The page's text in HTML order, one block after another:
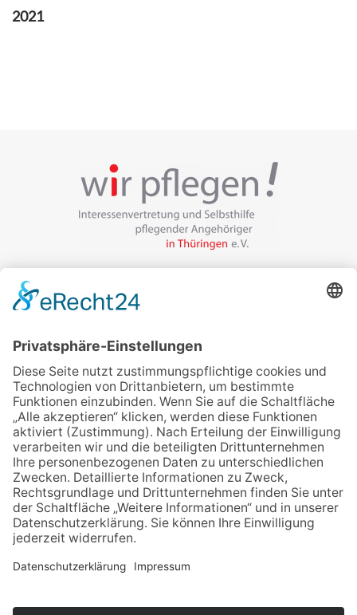
2021
Veranstalter:
wir pflegen in Thüringen e.V.
99085 Erfurt
Email schreiben
Uns unterstützen / Spenden
Alle Termine
Übersichtskarte
Veranstaltung anmelden
Kontakt Datenschutz Impressum